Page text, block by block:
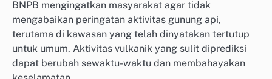
BNPB mengingatkan masyarakat agar tidak
mengabaikan peringatan aktivitas gunung api,
terutama di kawasan yang telah dinyatakan tertutup
untuk umum. Aktivitas vulkanik yang sulit diprediksi
dapat berubah sewaktu-waktu dan membahayakan